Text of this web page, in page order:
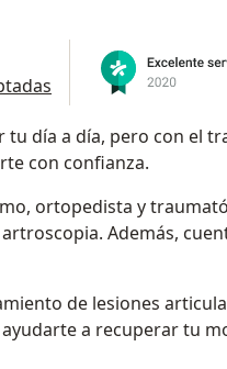
día a día, pero con el
con confianza.
ortopedista y
Además,
de lesiones
a recuperar tu